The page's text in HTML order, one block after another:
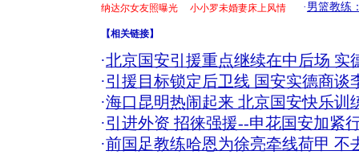
纳达尔女友照曝光 小小罗未婚妻床上风情
· 男篮教练
【相关链接】
·北京国安引援重点继续在中后场 实
·引援目标锁定后卫线 国安实德商谈
·海口昆明热闹起来 北京国安快乐训
·引进外资 招徕强援--申花国安加紧
·前国足教练哈恩为徐亮牵线荷甲 不